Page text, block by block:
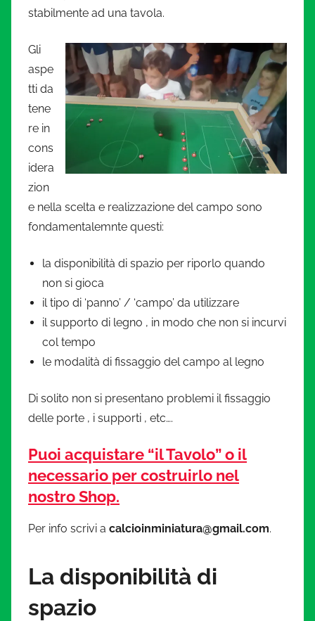
m
stabilmente ad una tavola.
Gli
aspe
tti da
tene
re in
cons
idera
zion
e nella scelta e realizzazione del campo sono
fondamentalemnte questi:
la disponibilità di spazio per riporlo quando
non si gioca
il tipo di ‘panno’ / ‘campo’ da utilizzare
il supporto di legno , in modo che non si incurvi
col tempo
le modalità di fissaggio del campo al legno
Di solito non si presentano problemi il fissaggio
delle porte , i supporti , etc….
Puoi acquistare “il Tavolo” o il
necessario per costruirlo nel
nostro Shop.
Per info scrivi a calcioinminiatura@gmail.com.
La disponibilità di
spazio